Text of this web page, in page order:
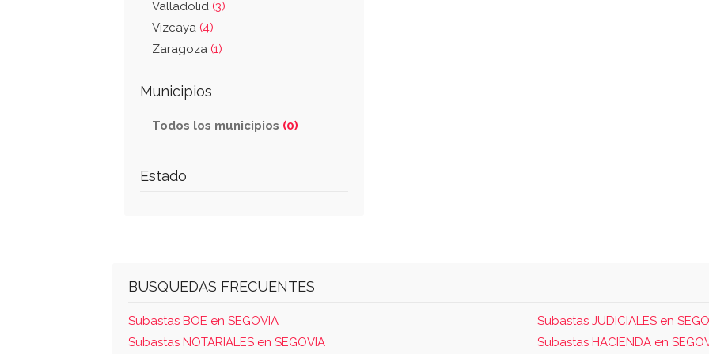
Valladolid (3)
Vizcaya (4)
Zaragoza (1)
Municipios
Todos los municipios (0)
Estado
BUSQUEDAS FRECUENTES
Subastas BOE en SEGOVIA
Subastas JUDICIALES en
Subastas NOTARIALES en SEGOVIA
Subastas HACIENDA en